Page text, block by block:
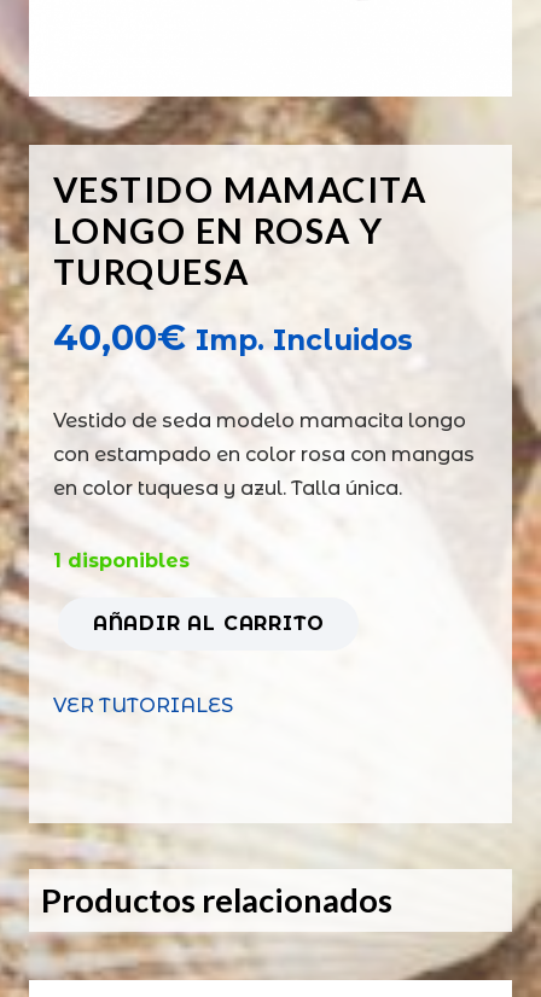
VESTIDO MAMACITA
LONGO EN ROSA Y
TURQUESA
40,00€ Imp. Incluidos
Vestido de seda modelo mamacita longo
con estampado en color rosa con mangas
en color tuquesa y azul. Talla única.
1 disponibles
Vestido
longo
turquesa
cantidad
AÑADIR AL CARRITO
VER TUTORIALES
Productos relacionados